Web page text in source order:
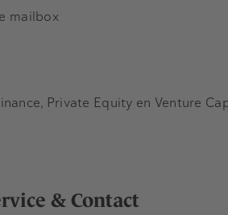
mailbox
& Contact
Private Equity en Venture